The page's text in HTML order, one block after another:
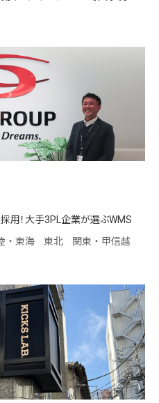
用！大手3PL企業が選ぶWMS
・東海 東北
関東・甲信越